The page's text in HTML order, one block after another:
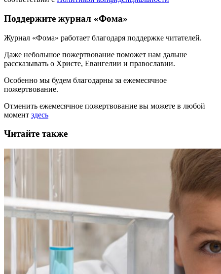
Поддержите журнал «Фома»
Журнал «Фома» работает благодаря поддержке читателей.
Даже небольшое пожертвование поможет нам дальше
рассказывать о Христе, Евангелии и православии.
Особенно мы будем благодарны за ежемесячное
пожертвование.
Отменить ежемесячное пожертвование вы можете в любой
момент здесь
Читайте также